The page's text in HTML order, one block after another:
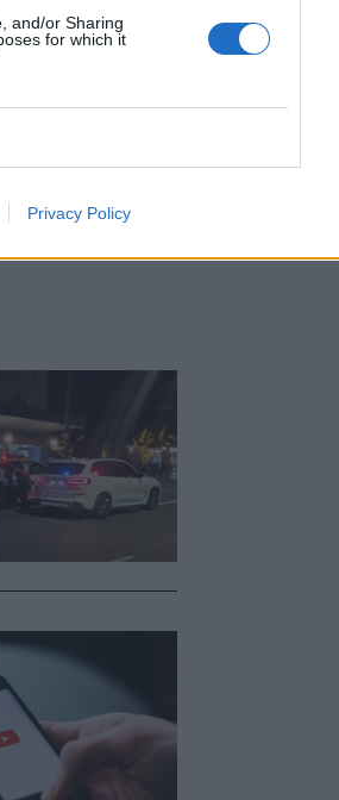
and/or Sharing
for which it
Privacy Policy